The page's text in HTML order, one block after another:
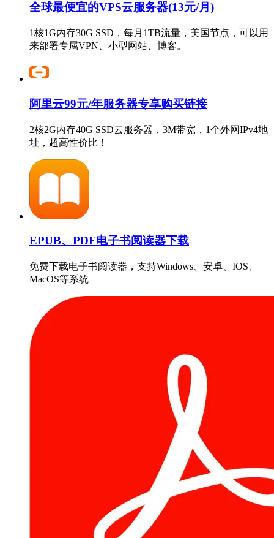
全球最便宜的VPS云服务器(13元/月)
1核1G内存30G SSD，每月1TB流量，美国节点，可以用
来部署专属VPN、小型网站、博客。
阿里云99元/年服务器专享购买链接
2核2G内存40G SSD云服务器，3M带宽，1个外网IPv4地
址，超高性价比！
EPUB、PDF电子书阅读器下载
免费下载电子书阅读器，支持Windows、安卓、IOS、
MacOS等系统